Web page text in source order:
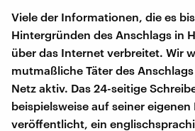
Viele der Informationen, die es
Hintergründen des Anschlags in
über das Internet verbreitet. Wir
mutmaßliche Täter des
Netz aktiv. Das 24-seitige
beispielsweise auf seiner eigenen
veröffentlicht, ein